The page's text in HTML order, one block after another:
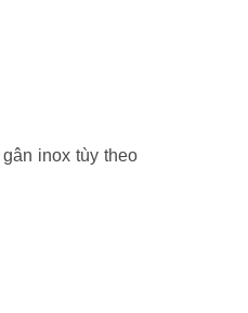
inox tùy theo